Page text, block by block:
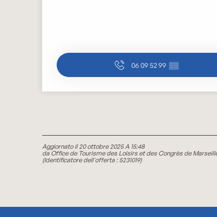
06 09 52 99 ▒▒
Aggiornato il 20 ottobre 2025 A 15:48
da Office de Tourisme des Loisirs et des Congrès de
(Identificatore dell'offerta :5231019)